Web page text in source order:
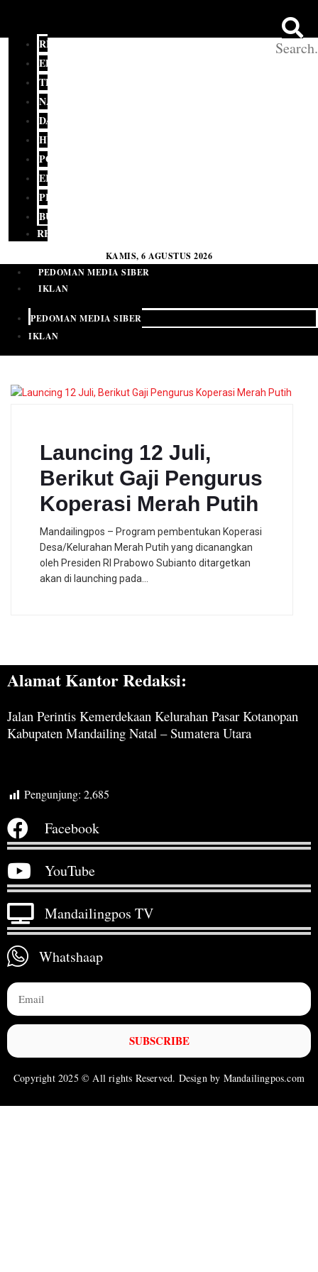
REDAKSI
EDITORIAL
TERKINI
NASIONAL
DAERAH
HUKUM
POLITIK
EKONOMI
PENDIDIKAN
BUDAYA
RELIGI
KAMIS, 6 AGUSTUS 2026
PEDOMAN MEDIA SIBER
IKLAN
PEDOMAN MEDIA SIBER
IKLAN
Launcing 12 Juli,
Berikut Gaji Pengurus
Koperasi Merah Putih
Mandailingpos – Program pembentukan Koperasi
Desa/Kelurahan Merah Putih yang dicanangkan
oleh Presiden RI Prabowo Subianto ditargetkan
akan di launching pada…
Alamat Kantor Redaksi:
Jalan Perintis Kemerdekaan Kelurahan Pasar Kotanopan
Kabupaten Mandailing Natal – Sumatera Utara
Pengunjung: 2,685
Facebook
YouTube
Mandailingpos TV
Whatshaap
SUBSCRIBE
Copyright 2025 © All rights Reserved. Design by Mandailingpos.com